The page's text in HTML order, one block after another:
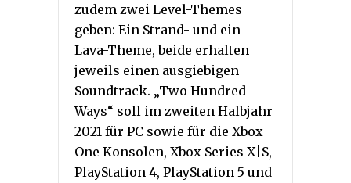
zudem zwei Level-Themes
geben: Ein Strand- und ein
Lava-Theme, beide erhalten
jeweils einen ausgiebigen
Soundtrack. „Two Hundred
Ways“ soll im zweiten Halbjahr
2021 für PC sowie für die Xbox
One Konsolen, Xbox Series X|S,
PlayStation 4, PlayStation 5 und